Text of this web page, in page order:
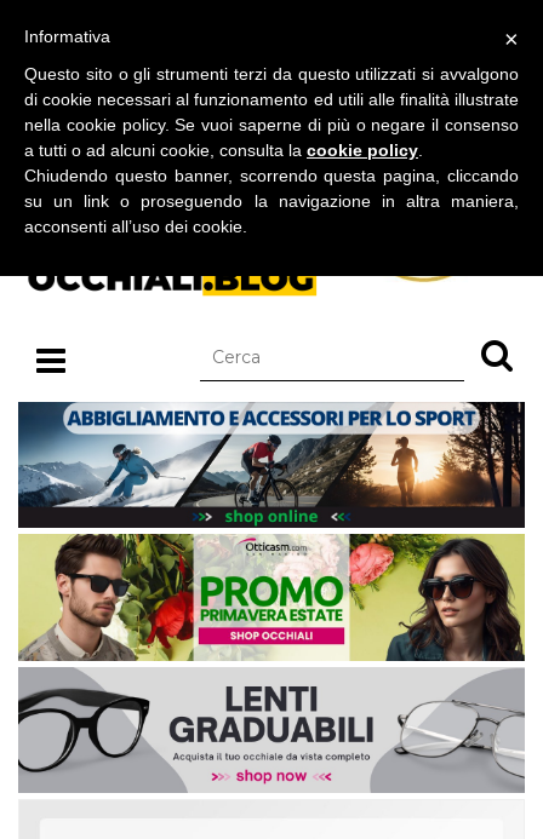
BLOG SU OCCHIALI DA SOLE E OCCHIALI DA VISTA
×
Informativa
Questo sito o gli strumenti terzi da questo utilizzati si avvalgono
di cookie necessari al funzionamento ed utili alle finalità illustrate
nella cookie policy. Se vuoi saperne di più o negare il consenso
a tutti o ad alcuni cookie, consulta la cookie policy
Chiudendo questo banner, scorrendo questa pagina, cliccando
su un link o proseguendo la navigazione in altra maniera,
acconsenti all’uso dei cookie.